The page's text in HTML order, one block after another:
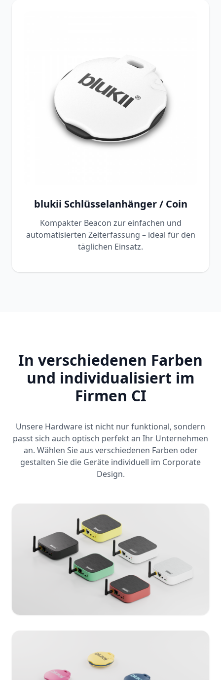
blukii Schlüsselanhänger / Coin
Kompakter Beacon zur einfachen und
automatisierten Zeiterfassung – ideal für den
täglichen Einsatz.
In verschiedenen Farben
und individualisiert im
Firmen CI
Unsere Hardware ist nicht nur funktional, sondern
passt sich auch optisch perfekt an Ihr Unternehmen
an. Wählen Sie aus verschiedenen Farben oder
gestalten Sie die Geräte individuell im Corporate
Design.